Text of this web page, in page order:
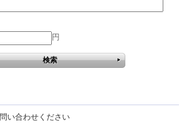
円
い合わせください